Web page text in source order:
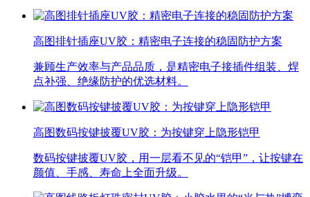
高图排针插座UV胶：精密电子连接的稳固防护方案
兼顾生产效率与产品品质，是精密电子接插件组装、焊
点补强、绝缘防护的优选材料。
高图数码按键披覆UV胶：为按键穿上隐形铠甲
数码按键披覆UV胶，用一层看不见的“铠甲”，让按键在
颜值、手感、寿命上全面升级。